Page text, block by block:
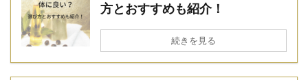
方とおすすめも紹介！
続きを見る